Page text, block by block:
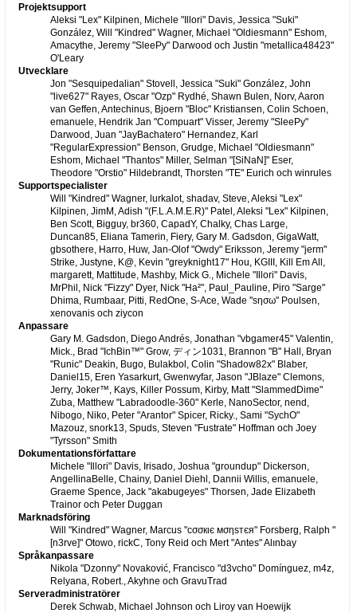
Projektsupport
Aleksi "Lex" Kilpinen, Michele "Illori" Davis, Jessica "Suki"
González, Will "Kindred" Wagner, Michael "Oldiesmann" Eshom,
Amacythe, Jeremy "SleePy" Darwood och Justin "metallica48423"
O'Leary
Utvecklare
Jon "Sesquipedalian" Stovell, Jessica "Suki" González, John
"live627" Rayes, Oscar "Ozp" Rydhé, Shawn Bulen, Norv, Aaron
van Geffen, Antechinus, Bjoern "Bloc" Kristiansen, Colin Schoen,
emanuele, Hendrik Jan "Compuart" Visser, Jeremy "SleePy"
Darwood, Juan "JayBachatero" Hernandez, Karl
"RegularExpression" Benson, Grudge, Michael "Oldiesmann"
Eshom, Michael "Thantos" Miller, Selman "[SiNaN]" Eser,
Theodore "Orstio" Hildebrandt, Thorsten "TE" Eurich och winrules
Supportspecialister
Will "Kindred" Wagner, lurkalot, shadav, Steve, Aleksi "Lex"
Kilpinen, JimM, Adish "(F.L.A.M.E.R)" Patel, Aleksi "Lex" Kilpinen,
Ben Scott, Bigguy, br360, CapadY, Chalky, Chas Large,
Duncan85, Eliana Tamerin, Fiery, Gary M. Gadsdon, GigaWatt,
gbsothere, Harro, Huw, Jan-Olof "Owdy" Eriksson, Jeremy "jerm"
Strike, Justyne, K@, Kevin "greyknight17" Hou, KGIII, Kill Em All,
margarett, Mattitude, Mashby, Mick G., Michele "Illori" Davis,
MrPhil, Nick "Fizzy" Dyer, Nick "Ha²", Paul_Pauline, Piro "Sarge"
Dhima, Rumbaar, Pitti, RedOne, S-Ace, Wade "sησω" Poulsen,
xenovanis och ziycon
Anpassare
Gary M. Gadsdon, Diego Andrés, Jonathan "vbgamer45" Valentin,
Mick., Brad "IchBin™" Grow, ディン1031, Brannon "B" Hall, Bryan
"Runic" Deakin, Bugo, Bulakbol, Colin "Shadow82x" Blaber,
Daniel15, Eren Yasarkurt, Gwenwyfar, Jason "JBlaze" Clemons,
Jerry, Joker™, Kays, Killer Possum, Kirby, Matt "SlammedDime"
Zuba, Matthew "Labradoodle-360" Kerle, NanoSector, nend,
Nibogo, Niko, Peter "Arantor" Spicer, Ricky., Sami "SychO"
Mazouz, snork13, Spuds, Steven "Fustrate" Hoffman och Joey
"Tyrsson" Smith
Dokumentationsförfattare
Michele "Illori" Davis, Irisado, Joshua "groundup" Dickerson,
AngellinaBelle, Chainy, Daniel Diehl, Dannii Willis, emanuele,
Graeme Spence, Jack "akabugeyes" Thorsen, Jade Elizabeth
Trainor och Peter Duggan
Marknadsföring
Will "Kindred" Wagner, Marcus "cσσкιє мσηѕтєя" Forsberg, Ralph "
[n3rve]" Otowo, rickC, Tony Reid och Mert "Antes" Alınbay
Språkanpassare
Nikola "Dzonny" Novaković, Francisco "d3vcho" Domínguez, m4z,
Relyana, Robert., Akyhne och GravuTrad
Serveradministratörer
Derek Schwab, Michael Johnson och Liroy van Hoewijk